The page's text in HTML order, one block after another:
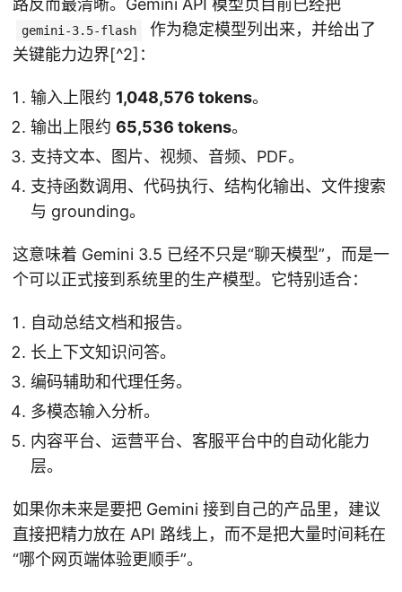
路反而最清晰。Gemini API 模型页目前已经把
gemini-3.5-flash
作为稳定模型列出来，并给出了
关键能力边界[^2]：
输入上限约 1,048,576 tokens。
输出上限约 65,536 tokens。
支持文本、图片、视频、音频、PDF。
支持函数调用、代码执行、结构化输出、文件搜索
与 grounding。
这意味着 Gemini 3.5 已经不只是“聊天模型”，而是一
个可以正式接到系统里的生产模型。它特别适合：
自动总结文档和报告。
长上下文知识问答。
编码辅助和代理任务。
多模态输入分析。
内容平台、运营平台、客服平台中的自动化能力
层。
如果你未来是要把 Gemini 接到自己的产品里，建议
直接把精力放在 API 路线上，而不是把大量时间耗在
“哪个网页端体验更顺手”。